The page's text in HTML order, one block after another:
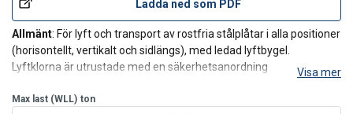
Ladda ned som PDF
Allmänt: För lyft och transport av rostfria stålplåtar i alla positioner
(horisontellt, vertikalt och sidlängs), med ledad lyftbygel.
Lyftklorna är utrustade med en säkerhetsanordning
Klon är låst i både stängt och
Visa mer
Max last (WLL) ton